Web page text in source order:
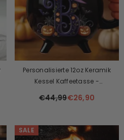
Personalisierte 12oz Keramik
Kessel Kaffeetasse -
Personalisierte Halloween
Selbst - Brew And Boo
€44,99 €26,90
SALE